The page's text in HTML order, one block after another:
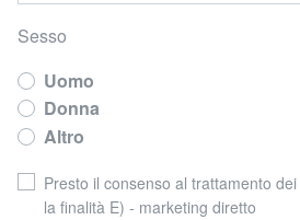
Sesso
Uomo
Donna
Altro
Presto il consenso al trattamento
la finalità E) - marketing diretto